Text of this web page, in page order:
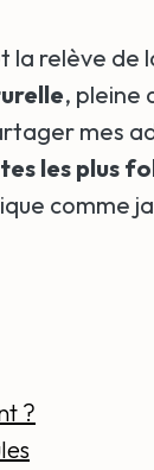
la relève de
, pleine
mes
les plus
comme
?